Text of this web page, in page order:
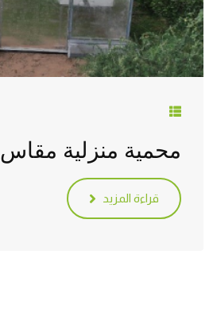
محمية منزلية مقاس 2 في 3
قراءة المزيد